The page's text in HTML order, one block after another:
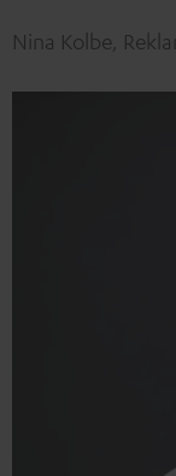
Nina Kolbe,